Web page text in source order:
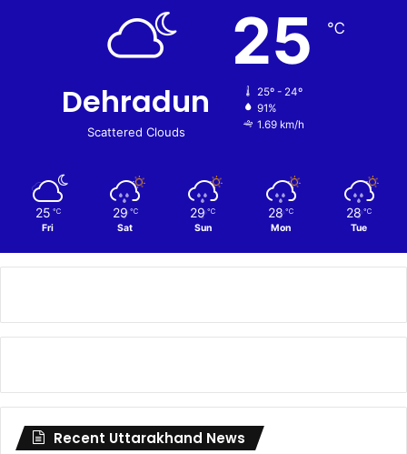
Dehradun
Scattered Clouds
25 ℃
25º - 24º
91%
1.69 km/h
25 ℃
Fri
29 ℃
Sat
29 ℃
Sun
28 ℃
Mon
28 ℃
Tue
Recent Uttarakhand News